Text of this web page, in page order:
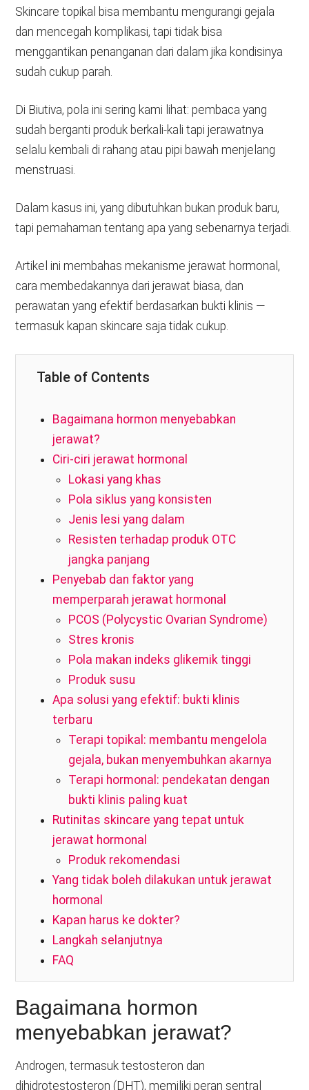
Skincare topikal bisa membantu mengurangi gejala
dan mencegah komplikasi, tapi tidak bisa
menggantikan penanganan dari dalam jika kondisinya
sudah cukup parah.
Di Biutiva, pola ini sering kami lihat: pembaca yang
sudah berganti produk berkali-kali tapi jerawatnya
selalu kembali di rahang atau pipi bawah menjelang
menstruasi.
Dalam kasus ini, yang dibutuhkan bukan produk baru,
tapi pemahaman tentang apa yang sebenarnya terjadi.
Artikel ini membahas mekanisme jerawat hormonal,
cara membedakannya dari jerawat biasa, dan
perawatan yang efektif berdasarkan bukti klinis —
termasuk kapan skincare saja tidak cukup.
Table of Contents
Bagaimana hormon menyebabkan
jerawat?
Ciri-ciri jerawat hormonal
Lokasi yang khas
Pola siklus yang konsisten
Jenis lesi yang dalam
Resisten terhadap produk OTC
jangka panjang
Penyebab dan faktor yang
memperparah jerawat hormonal
PCOS (Polycystic Ovarian Syndrome)
Stres kronis
Pola makan indeks glikemik tinggi
Produk susu
Apa solusi yang efektif: bukti klinis
terbaru
Terapi topikal: membantu mengelola
gejala, bukan menyembuhkan akarnya
Terapi hormonal: pendekatan dengan
bukti klinis paling kuat
Rutinitas skincare yang tepat untuk
jerawat hormonal
Produk rekomendasi
Yang tidak boleh dilakukan untuk jerawat
hormonal
Kapan harus ke dokter?
Langkah selanjutnya
FAQ
Bagaimana hormon
menyebabkan jerawat?
Androgen, termasuk testosteron dan
dihidrotestosteron (DHT), memiliki peran sentral